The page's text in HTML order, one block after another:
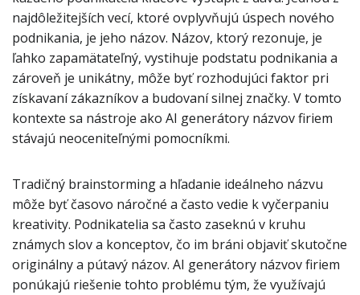
najdôležitejších vecí, ktoré ovplyvňujú úspech nového
podnikania, je jeho názov. Názov, ktorý rezonuje, je
ľahko zapamätateľný, vystihuje podstatu podnikania a
zároveň je unikátny, môže byť rozhodujúci faktor pri
získavaní zákazníkov a budovaní silnej značky. V tomto
kontexte sa nástroje ako AI generátory názvov firiem
stávajú neoceniteľnými pomocníkmi.
Tradičný brainstorming a hľadanie ideálneho názvu
môže byť časovo náročné a často vedie k vyčerpaniu
kreativity. Podnikatelia sa často zaseknú v kruhu
známych slov a konceptov, čo im bráni objaviť skutočne
originálny a pútavý názov. AI generátory názvov firiem
ponúkajú riešenie tohto problému tým, že využívajú